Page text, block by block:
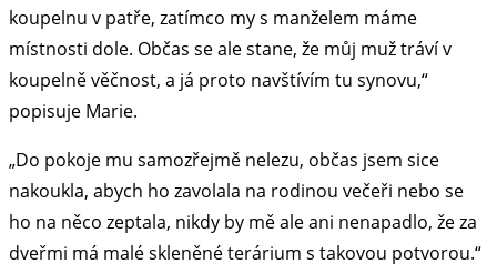
koupelnu v patře, zatímco my s manželem máme
místnosti dole. Občas se ale stane, že můj muž tráví v
koupelně věčnost, a já proto navštívím tu synovu,“
popisuje Marie.
„Do pokoje mu samozřejmě nelezu, občas jsem sice
nakoukla, abych ho zavolala na rodinou večeři nebo se
ho na něco zeptala, nikdy by mě ale ani nenapadlo, že za
dveřmi má malé skleněné terárium s takovou potvorou.“